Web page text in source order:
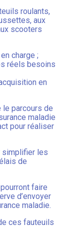
roulants,
aux
scooters
charge ;
réels besoins
en
le parcours de
maladie
pour réaliser
simplifier les
de
faire
d’envoyer
maladie.
ces fauteuils